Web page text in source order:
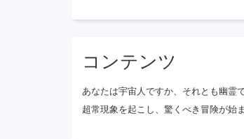
コンテンツ
あなたは宇宙人ですか、それとも幽霊
超常現象を起こし、驚くべき冒険が始